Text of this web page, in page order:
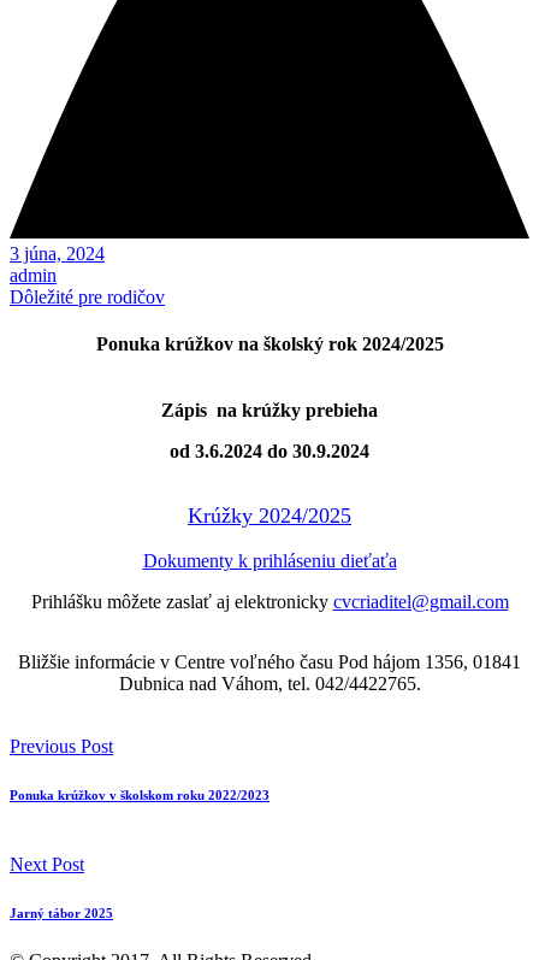
3 júna, 2024
admin
Dôležité pre rodičov
Ponuka krúžkov na školský rok 2024/2025
Zápis na krúžky prebieha
od 3.6.2024 do 30.9.2024
Krúžky 2024/2025
Dokumenty k prihláseniu dieťaťa
Prihlášku môžete zaslať aj elektronicky cvcriaditel@gmail.com
Bližšie informácie v Centre voľného času Pod hájom 1356, 01841
Dubnica nad Váhom, tel. 042/4422765.
Previous Post
Ponuka krúžkov v školskom roku 2022/2023
Next Post
Jarný tábor 2025